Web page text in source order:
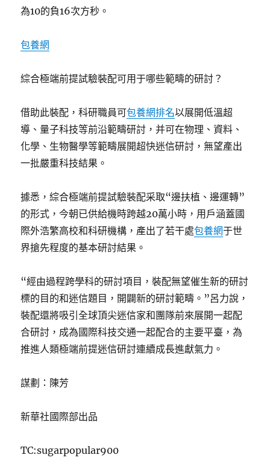
為10的負16次方秒。
包養網
綜合極端前提試驗裝配可用于哪些範疇的研討？
借助此裝配，科研職員可包養網排名以展開低溫超
導、量子科技等前沿範疇研討，并可在物理、資料、
化學、生物醫學等範疇展開超快迷信研討，無望產出
一批嚴重科技結果。
據悉，綜合極端前提試驗裝配采取“邊扶植、邊運轉”
的形式，今朝已供給機時跨越20萬小時，用戶涵蓋國
際外浩繁高校和科研機構，產出了若干處包養網于世
界搶先程度的基本研討結果。
“經由過程跨學科的研討項目，裝配無望催生新的研討
標的目的和迷信題目，開闢新的研討範疇。”呂力說，
裝配還將吸引全球頂尖迷信家和團隊前來展開一起配
合研討，成為國際科技交通一起配合的主要平臺，為
推進人類極端前提迷信研討連續成長進獻氣力。
謀劃：陳芳
新華社國際部出品
TC:sugarpopular900